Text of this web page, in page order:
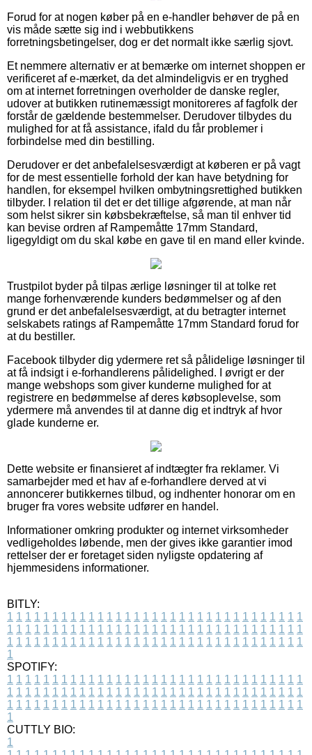
Forud for at nogen køber på en e-handler behøver de på en
vis måde sætte sig ind i webbutikkens
forretningsbetingelser, dog er det normalt ikke særlig sjovt.
Et nemmere alternativ er at bemærke om internet shoppen er
verificeret af e-mærket, da det almindeligvis er en tryghed
om at internet forretningen overholder de danske regler,
udover at butikken rutinemæssigt monitoreres af fagfolk der
forstår de gældende bestemmelser. Derudover tilbydes du
mulighed for at få assistance, ifald du får problemer i
forbindelse med din bestilling.
Derudover er det anbefalelsesværdigt at køberen er på vagt
for de mest essentielle forhold der kan have betydning for
handlen, for eksempel hvilken ombytningsrettighed butikken
tilbyder. I relation til det er det tillige afgørende, at man når
som helst sikrer sin købsbekræftelse, så man til enhver tid
kan bevise ordren af Rampemåtte 17mm Standard,
ligegyldigt om du skal købe en gave til en mand eller kvinde.
Trustpilot byder på tilpas ærlige løsninger til at tolke ret
mange forhenværende kunders bedømmelser og af den
grund er det anbefalelsesværdigt, at du betragter internet
selskabets ratings af Rampemåtte 17mm Standard forud for
at du bestiller.
Facebook tilbyder dig ydermere ret så pålidelige løsninger til
at få indsigt i e-forhandlerens pålidelighed. I øvrigt er der
mange webshops som giver kunderne mulighed for at
registrere en bedømmelse af deres købsoplevelse, som
ydermere må anvendes til at danne dig et indtryk af hvor
glade kunderne er.
Dette website er finansieret af indtægter fra reklamer. Vi
samarbejder med et hav af e-forhandlere derved at vi
annoncerer butikkernes tilbud, og indhenter honorar om en
bruger fra vores website udfører en handel.
Informationer omkring produkter og internet virksomheder
vedligeholdes løbende, men der gives ikke garantier imod
rettelser der er foretaget siden nyligste opdatering af
hjemmesidens informationer.
BITLY:
1 1 1 1 1 1 1 1 1 1 1 1 1 1 1 1 1 1 1 1 1 1 1 1 1 1 1 1 1 1 1 1 1
1 1 1 1 1 1 1 1 1 1 1 1 1 1 1 1 1 1 1 1 1 1 1 1 1 1 1 1 1 1 1 1 1
1 1 1 1 1 1 1 1 1 1 1 1 1 1 1 1 1 1 1 1 1 1 1 1 1 1 1 1 1 1 1 1 1
1
SPOTIFY:
1 1 1 1 1 1 1 1 1 1 1 1 1 1 1 1 1 1 1 1 1 1 1 1 1 1 1 1 1 1 1 1 1
1 1 1 1 1 1 1 1 1 1 1 1 1 1 1 1 1 1 1 1 1 1 1 1 1 1 1 1 1 1 1 1 1
1 1 1 1 1 1 1 1 1 1 1 1 1 1 1 1 1 1 1 1 1 1 1 1 1 1 1 1 1 1 1 1 1
1
CUTTLY BIO:
1